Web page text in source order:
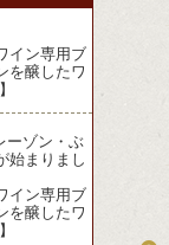
イン専用ブ
を醸したワ
ーゾン・ぶ
始まりまし
イン専用ブ
を醸したワ